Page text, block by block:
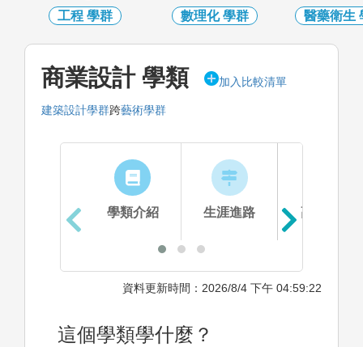
工程 學群 數理化學群 醫藥衛生
商業設計 學類 加入比較清單
建築設計學群跨藝術學群
學類介紹 生涯進路 高中準備
資料更新時間：2026/8/4 下午 04:59:22
這個學類學什麼？